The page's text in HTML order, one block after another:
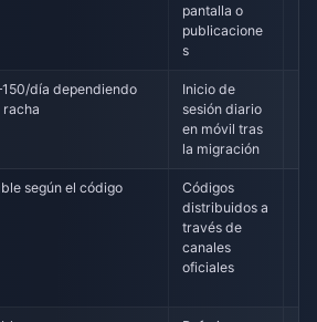
pantalla o
publicacione
s
día dependiendo
racha
Inicio de
sesión diario
en móvil tras
la migración
según el código
Códigos
distribuidos a
través de
canales
oficiales